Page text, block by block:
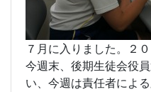
７月に入りました。２
今週末、後期生徒会役
い、今週は責任者によ